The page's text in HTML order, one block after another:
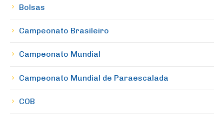
Bolsas
Campeonato Brasileiro
Campeonato Mundial
Campeonato Mundial de Paraescalada
COB